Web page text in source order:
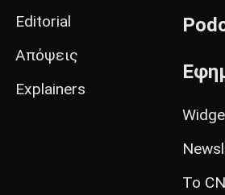
Editorial
Απόψεις
Explainers
Το